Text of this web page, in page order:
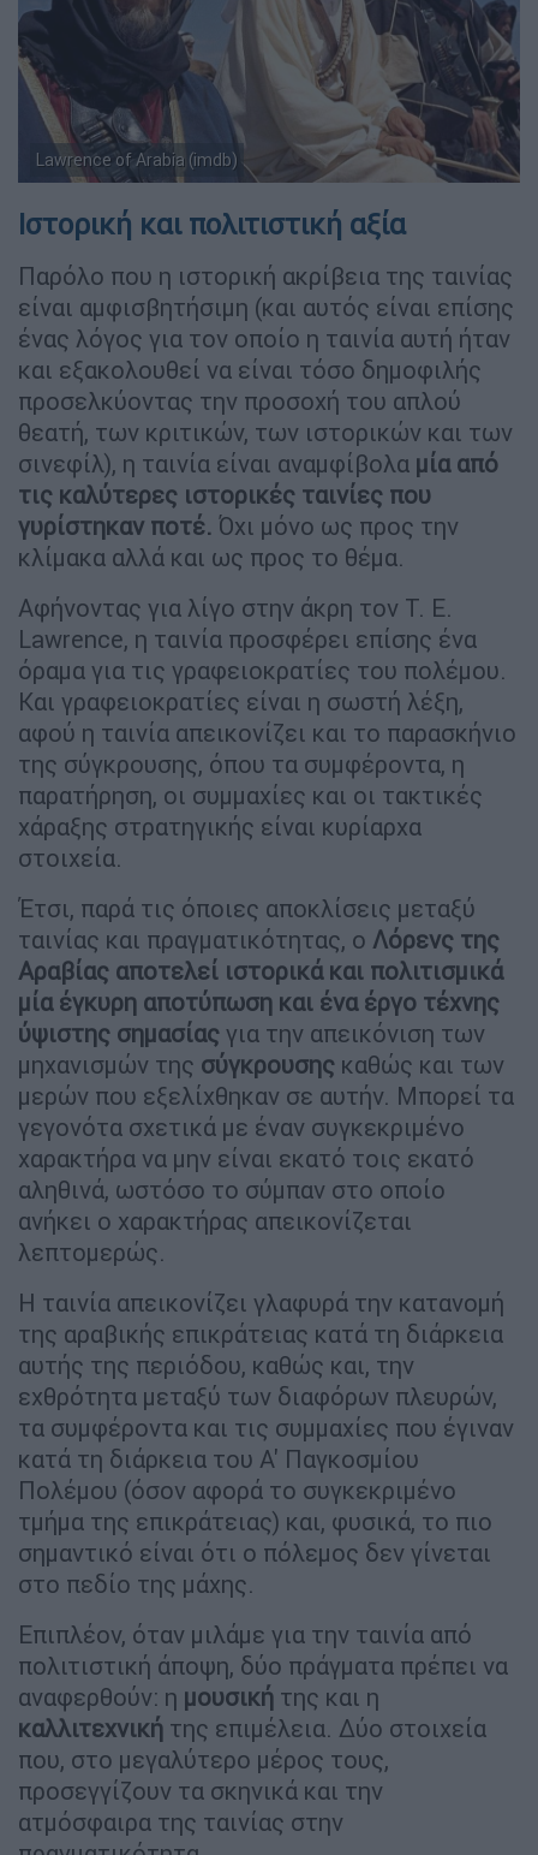
Lawrence of Arabia (imdb)
Ιστορική και πολιτιστική αξία
Παρόλο που η ιστορική ακρίβεια της ταινίας
είναι αμφισβητήσιμη (και αυτός είναι επίσης
ένας λόγος για τον οποίο η ταινία αυτή ήταν
και εξακολουθεί να είναι τόσο δημοφιλής
προσελκύοντας την προσοχή του απλού
θεατή, των κριτικών, των ιστορικών και των
σινεφίλ), η ταινία είναι αναμφίβολα μία από
τις καλύτερες ιστορικές ταινίες που
γυρίστηκαν ποτέ. Όχι μόνο ως προς την
κλίμακα αλλά και ως προς το θέμα.
Αφήνοντας για λίγο στην άκρη τον T. E.
Lawrence, η ταινία προσφέρει επίσης ένα
όραμα για τις γραφειοκρατίες του πολέμου.
Και γραφειοκρατίες είναι η σωστή λέξη,
αφού η ταινία απεικονίζει και το παρασκήνιο
της σύγκρουσης, όπου τα συμφέροντα, η
παρατήρηση, οι συμμαχίες και οι τακτικές
χάραξης στρατηγικής είναι κυρίαρχα
στοιχεία.
Έτσι, παρά τις όποιες αποκλίσεις μεταξύ
ταινίας και πραγματικότητας, ο Λόρενς της
Αραβίας αποτελεί ιστορικά και πολιτισμικά
μία έγκυρη αποτύπωση και ένα έργο τέχνης
ύψιστης σημασίας για την απεικόνιση των
μηχανισμών της σύγκρουσης καθώς και των
μερών που εξελίχθηκαν σε αυτήν. Μπορεί τα
γεγονότα σχετικά με έναν συγκεκριμένο
χαρακτήρα να μην είναι εκατό τοις εκατό
αληθινά, ωστόσο το σύμπαν στο οποίο
ανήκει ο χαρακτήρας απεικονίζεται
λεπτομερώς.
Η ταινία απεικονίζει γλαφυρά την κατανομή
της αραβικής επικράτειας κατά τη διάρκεια
αυτής της περιόδου, καθώς και, την
εχθρότητα μεταξύ των διαφόρων πλευρών,
τα συμφέροντα και τις συμμαχίες που έγιναν
κατά τη διάρκεια του Α' Παγκοσμίου
Πολέμου (όσον αφορά το συγκεκριμένο
τμήμα της επικράτειας) και, φυσικά, το πιο
σημαντικό είναι ότι ο πόλεμος δεν γίνεται
στο πεδίο της μάχης.
Επιπλέον, όταν μιλάμε για την ταινία από
πολιτιστική άποψη, δύο πράγματα πρέπει να
αναφερθούν: η μουσική της και η
καλλιτεχνική της επιμέλεια. Δύο στοιχεία
που, στο μεγαλύτερο μέρος τους,
προσεγγίζουν τα σκηνικά και την
ατμόσφαιρα της ταινίας στην